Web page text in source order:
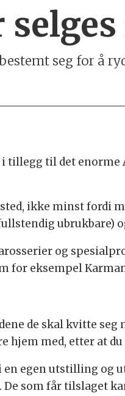
seg for å
tillegg til det
ikke minst fordi
ubrukbare)
og
for eksempel
de skal kvitte
hjem med, etter at
egen utstilling og
som får tilslaget